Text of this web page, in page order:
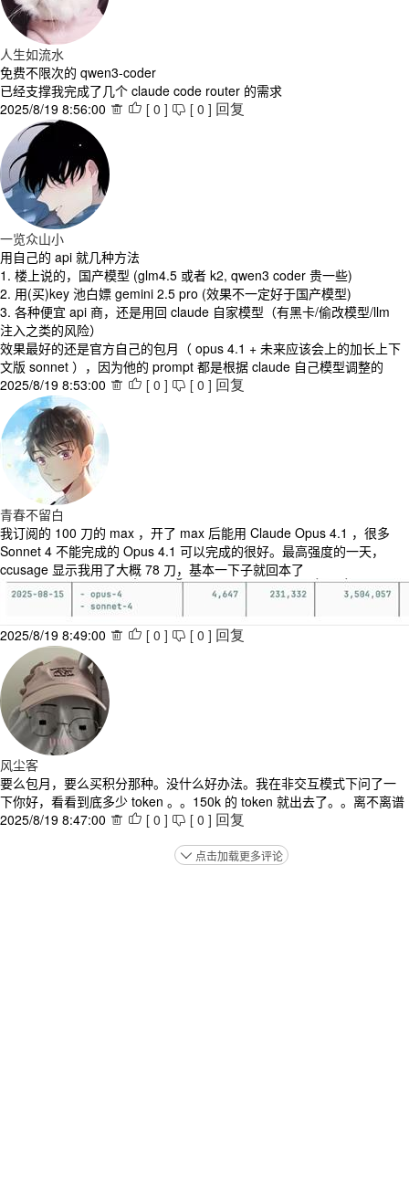
人生如流水
免费不限次的 qwen3-coder
已经支撑我完成了几个 claude code router 的需求
2025/8/19 8:56:00   [ 0 ]  [ 0 ] 回复
一览众山小
用自己的 api 就几种方法
1. 楼上说的，国产模型 (glm4.5 或者 k2, qwen3 coder 贵一些)
2. 用(买)key 池白嫖 gemini 2.5 pro (效果不一定好于国产模型)
3. 各种便宜 api 商，还是用回 claude 自家模型（有黑卡/偷改模型/llm
注入之类的风险）
效果最好的还是官方自己的包月（ opus 4.1 + 未来应该会上的加长上下
文版 sonnet ），因为他的 prompt 都是根据 claude 自己模型调整的
2025/8/19 8:53:00   [ 0 ]  [ 0 ] 回复
青春不留白
我订阅的 100 刀的 max ，开了 max 后能用 Claude Opus 4.1 ，很多
Sonnet 4 不能完成的 Opus 4.1 可以完成的很好。最高强度的一天，
ccusage 显示我用了大概 78 刀，基本一下子就回本了
2025/8/19 8:49:00   [ 0 ]  [ 0 ] 回复
风尘客
要么包月，要么买积分那种。没什么好办法。我在非交互模式下问了一
下你好，看看到底多少 token 。。150k 的 token 就出去了。。离不离谱
2025/8/19 8:47:00   [ 0 ]  [ 0 ] 回复
 点击加载更多评论